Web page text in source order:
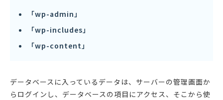
「wp-admin」
「wp-includes」
「wp-content」
データベースに入っているデータは、サーバーの管理画面か
らログインし、データベースの項目にアクセス、そこから使